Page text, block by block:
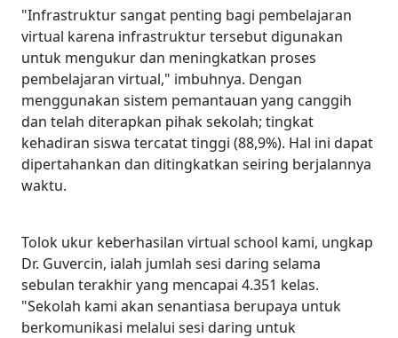
"Infrastruktur sangat penting bagi pembelajaran
virtual karena infrastruktur tersebut digunakan
untuk mengukur dan meningkatkan proses
pembelajaran virtual," imbuhnya. Dengan
menggunakan sistem pemantauan yang canggih
dan telah diterapkan pihak sekolah; tingkat
kehadiran siswa tercatat tinggi (88,9%). Hal ini dapat
dipertahankan dan ditingkatkan seiring berjalannya
waktu.
Tolok ukur keberhasilan virtual school kami, ungkap
Dr. Guvercin, ialah jumlah sesi daring selama
sebulan terakhir yang mencapai 4.351 kelas.
"Sekolah kami akan senantiasa berupaya untuk
berkomunikasi melalui sesi daring untuk